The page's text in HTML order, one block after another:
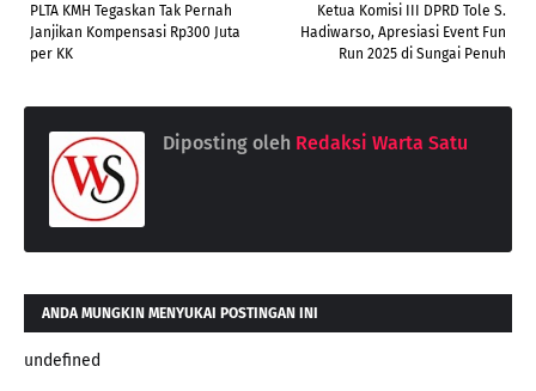
Ketua Komisi III DPRD Tole S.
Hadiwarso, Apresiasi Event Fun
Run 2025 di Sungai Penuh
PLTA KMH Tegaskan Tak Pernah
Janjikan Kompensasi Rp300 Juta
per KK
Diposting oleh Redaksi Warta Satu
ANDA MUNGKIN MENYUKAI POSTINGAN INI
undefined